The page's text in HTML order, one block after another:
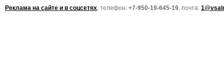
Реклама на сайте и в соцсетях, телефон: +7-950-19-645-19, почта: